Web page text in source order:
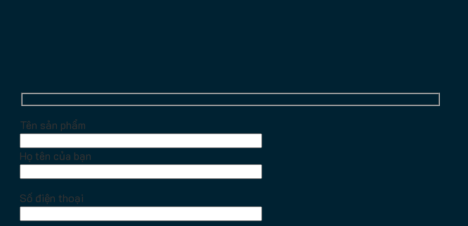
Tên sản phẩm
Họ tên của bạn
Số điện thoại